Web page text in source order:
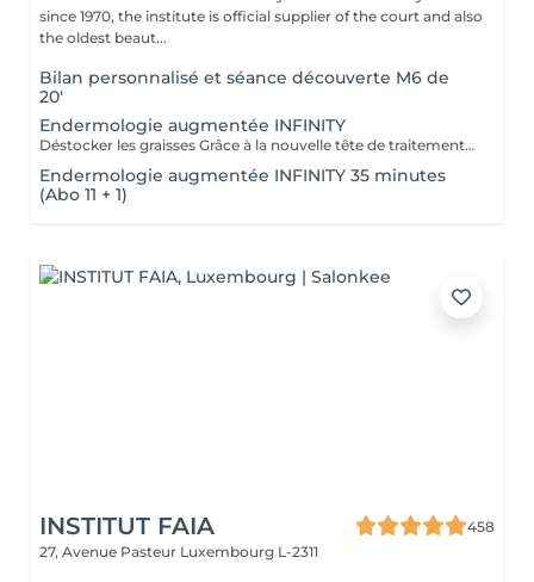
since 1970, the institute is official supplier of the court and also
the oldest beaut...
Bilan personnalisé et séance découverte M6 de
20'
Endermologie augmentée INFINITY
Déstocker les graisses Grâce à la nouvelle tête de traitement brevetée Alliance, endermologie® permet de cibler et daffiner les zones rebelles à lexercice et à lhygiène alimentaire (bras, dos, ventre, taille, cuisses..) tout en sadaptant précisément aux besoins de chaque peau. Lisser la cellulite La cellulite, qui touche 90 % des femmes même les plus minces et les plus sportives, résulte à la fois dun stockage de graisses dans les adipocytes (cellules graisseuses) et dune rétention deau tout autour. Raffermir la peau Variations de poids, grossesses, temps qui passe la peau perd progressivement de sa tonicité et de sa souplesse. Même si ce relâchement cutané concerne tout le corps, certaines zones y sont plus sensibles : intérieur des cuisses, ventre, bras, etc Retrouver des jambes légères Jambes lourdes et douloureuses, chevilles ou pieds gonflés ces symptômes traduisent une mauvaise circulation sanguine et lymphatique. Les toxines saccumulent dans lorganisme, ce qui explique de telles variations de volume en une même journée ou à différents moments du cycle féminin. Bien-être Découvrez des parcours de soins au concept exclusif, pour une efficacité et une détente incomparables.
Endermologie augmentée INFINITY 35 minutes
(Abo 11 + 1)
INSTITUT FAIA
458
27, Avenue Pasteur Luxembourg L-2311